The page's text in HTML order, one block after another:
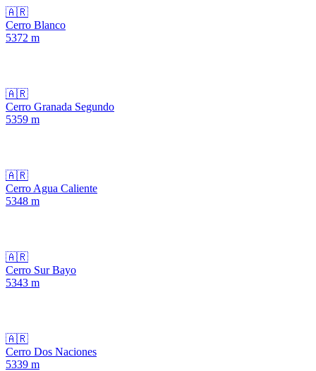
🇦🇷
Cerro Blanco
5372 m
🇦🇷
Cerro Granada Segundo
5359 m
🇦🇷
Cerro Agua Caliente
5348 m
🇦🇷
Cerro Sur Bayo
5343 m
🇦🇷
Cerro Dos Naciones
5339 m